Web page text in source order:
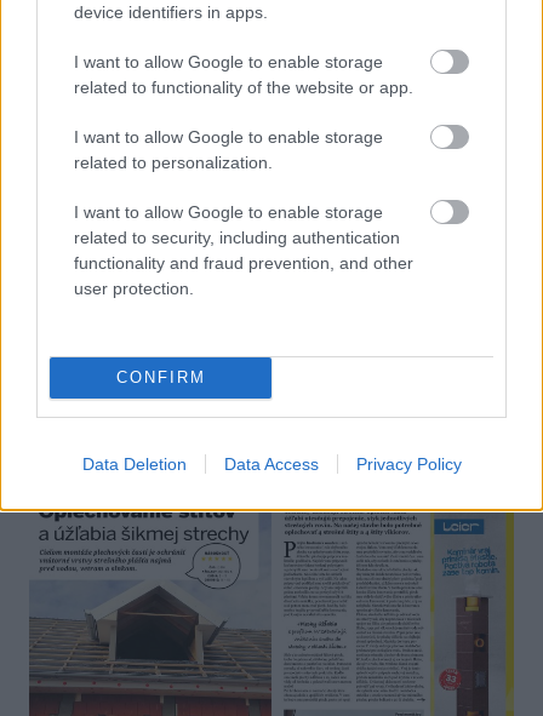
device identifiers in apps.
I want to allow Google to enable storage
related to functionality of the website or app.
I want to allow Google to enable storage
related to personalization.
I want to allow Google to enable storage
related to security, including authentication
functionality and fraud prevention, and other
user protection.
CONFIRM
Data Deletion Data Access Privacy Policy
Oplechovanie štítov a úžľabia šikmej
strechy
Cieľom montáže plechových častí je ochrániť
vnútorné vrstvy strešného plášťa najmä pred
vodou, vetrom a slnkom.